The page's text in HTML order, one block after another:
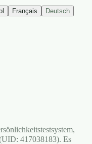
Français
Deutsch
417038183). Es